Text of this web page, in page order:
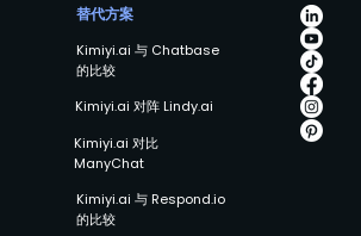
替代方案
Kimiyi.ai 与 Chatbase
的比较
Kimiyi.ai 对阵 Lindy.ai
Kimiyi.ai 对比
ManyChat
Kimiyi.ai 与 Respond.io
的比较